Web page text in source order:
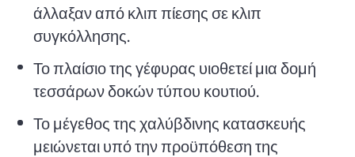
άλλαξαν από κλιπ πίεσης σε κλιπ
συγκόλλησης.
Το πλαίσιο της γέφυρας υιοθετεί μια δομή
τεσσάρων δοκών τύπου κουτιού.
Το μέγεθος της χαλύβδινης κατασκευής
μειώνεται υπό την προϋπόθεση της